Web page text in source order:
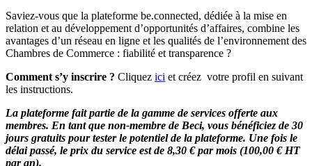
Saviez-vous que la plateforme be.connected, dédiée à la mise en
relation et au développement d’opportunités d’affaires, combine les
avantages d’un réseau en ligne et les qualités de l’environnement des
Chambres de Commerce : fiabilité et transparence ?
Comment s’y inscrire ? Cliquez ici et créez votre profil en suivant
les instructions.
La plateforme fait partie de la gamme de services offerte aux
membres. En tant que non-membre de Beci, vous bénéficiez de 30
jours gratuits pour tester le potentiel de la plateforme. Une fois le
délai passé, le prix du service est de 8,30 € par mois (100,00 € HT
par an).